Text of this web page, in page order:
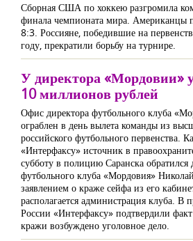
Сборная США по хоккею разгромила
финала чемпионата мира. Американцы
8:3. Россияне, победившие на
году, прекратили борьбу на турнире.
У директора «Мордовии»
10 миллионов рублей
Офис директора футбольного клуба
ограблен в день вылета команды из
российского футбольного первенства.
«Интерфаксу» источник в
субботу в полицию Саранска обратился
футбольного клуба «Мордовия»
заявлением о краже сейфа из его
располагается администрация клуба. В
России «Интерфаксу» подтвердили
кражи возбуждено уголовное дело.